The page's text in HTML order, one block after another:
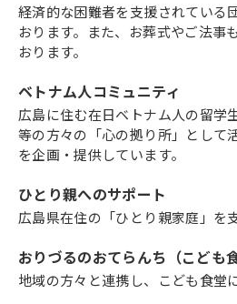
経済的な困難者を支援されている
おります。また、お葬式やご法事
おります。
ベトナム人コミュニティ
広島に住む在日ベトナム人の留学
等の方々の「心の拠り所」として
を企画・提供しています。
ひとり親へのサポート
広島県在住の「ひとり親家庭」を
おりづるのおてらんち（こども食
地域の方々と連携し、こども食堂